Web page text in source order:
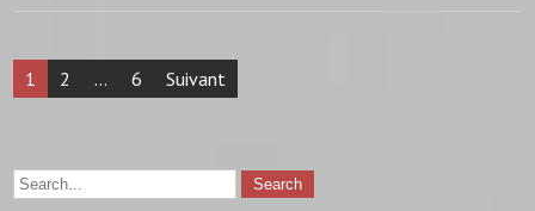
Navigation
des
1 2 … 6 Suivant